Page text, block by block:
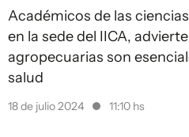
Académicos de las
en la sede del IICA,
agropecuarias son
salud
18 de julio 2024 11:10 hs